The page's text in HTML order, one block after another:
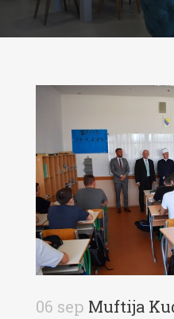
06 sep Muftija